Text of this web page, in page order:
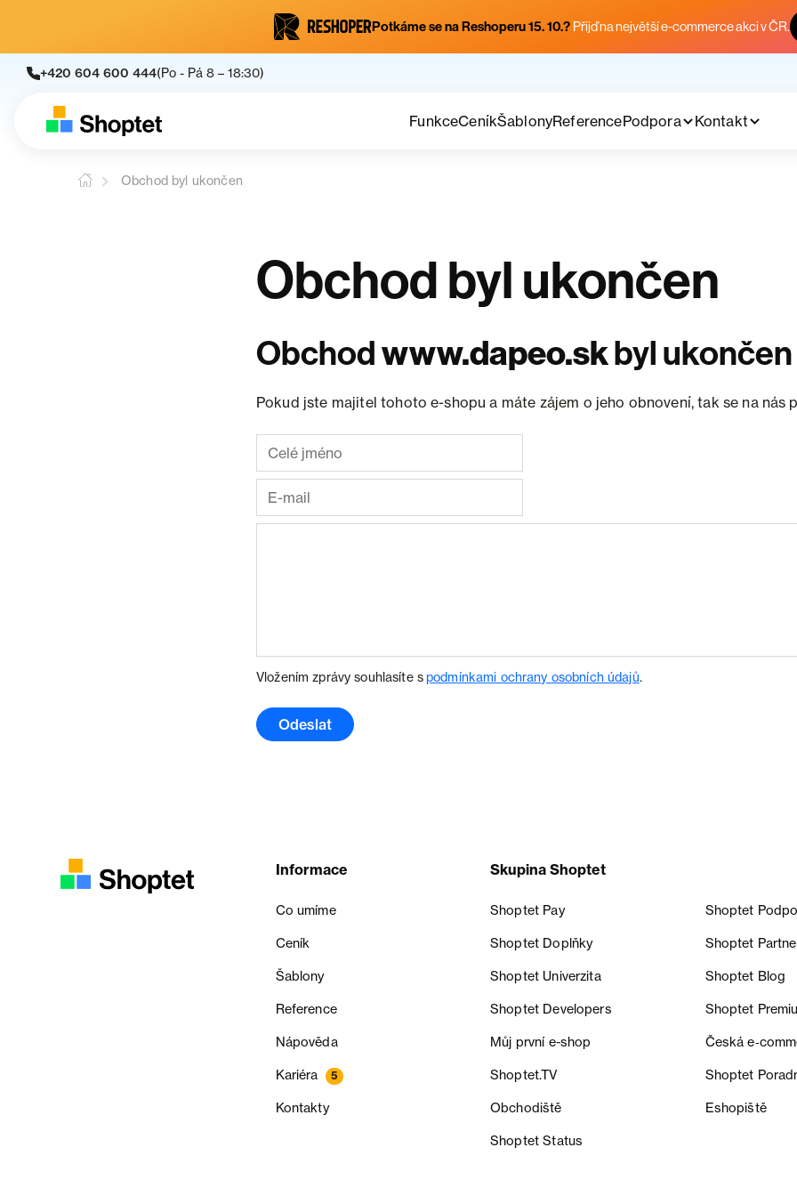
Potkáme se na Reshoperu 15. 10.? Přijď na největší e-commerce akci v ČR.
+420 604 600 444(Po - Pá 8 – 18:30)
FunkceCeníkŠablonyReferencePodpora Kontakt
Obchod byl ukončen
Obchod byl ukončen
Obchodwww.dapeo.skbyl ukončen
Pokud jste majitel tohoto e-shopu a máte zájem o jeho obnovení, tak se na nás
Vložením zprávy souhlasíte spodmínkami ochrany osobních údajů.
Odeslat
Informace
Co umíme
Ceník
Šablony
Reference
Nápověda
Kariéra 5
Kontakty
Skupina Shoptet
Shoptet Pay Shoptet
Shoptet Doplňky Shoptet
Shoptet Univerzita Shoptet Blog
Shoptet Developers Shoptet
Můj první e-shop Česká
Shoptet.TV Shoptet
Obchodiště Eshopiště
Shoptet Status